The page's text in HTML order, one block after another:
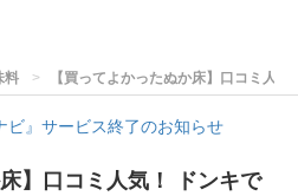
料 【買ってよかったぬか床】口コミ人
ビ』サービス終了のお知らせ
】口コミ人気！ ドンキで